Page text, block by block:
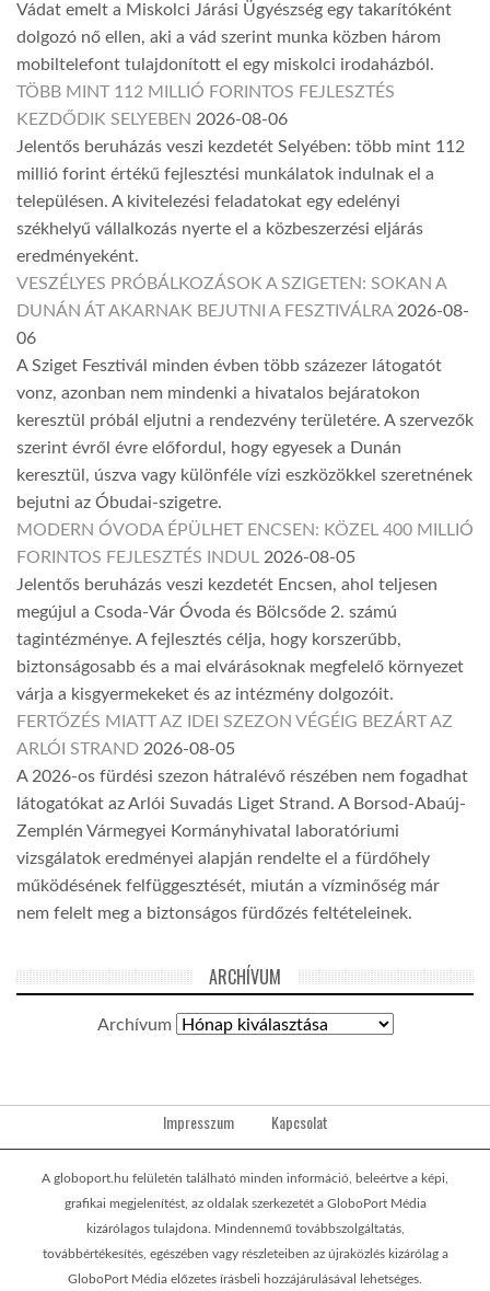
Vádat emelt a Miskolci Járási Ügyészség egy takarítóként
dolgozó nő ellen, aki a vád szerint munka közben három
mobiltelefont tulajdonított el egy miskolci irodaházból.
TÖBB MINT 112 MILLIÓ FORINTOS FEJLESZTÉS
KEZDŐDIK SELYEBEN 2026-08-06
Jelentős beruházás veszi kezdetét Selyében: több mint 112
millió forint értékű fejlesztési munkálatok indulnak el a
településen. A kivitelezési feladatokat egy edelényi
székhelyű vállalkozás nyerte el a közbeszerzési eljárás
eredményeként.
VESZÉLYES PRÓBÁLKOZÁSOK A SZIGETEN: SOKAN A
DUNÁN ÁT AKARNAK BEJUTNI A FESZTIVÁLRA 2026-08-
06
A Sziget Fesztivál minden évben több százezer látogatót
vonz, azonban nem mindenki a hivatalos bejáratokon
keresztül próbál eljutni a rendezvény területére. A szervezők
szerint évről évre előfordul, hogy egyesek a Dunán
keresztül, úszva vagy különféle vízi eszközökkel szeretnének
bejutni az Óbudai-szigetre.
MODERN ÓVODA ÉPÜLHET ENCSEN: KÖZEL 400 MILLIÓ
FORINTOS FEJLESZTÉS INDUL 2026-08-05
Jelentős beruházás veszi kezdetét Encsen, ahol teljesen
megújul a Csoda-Vár Óvoda és Bölcsőde 2. számú
tagintézménye. A fejlesztés célja, hogy korszerűbb,
biztonságosabb és a mai elvárásoknak megfelelő környezet
várja a kisgyermekeket és az intézmény dolgozóit.
FERTŐZÉS MIATT AZ IDEI SZEZON VÉGÉIG BEZÁRT AZ
ARLÓI STRAND 2026-08-05
A 2026-os fürdési szezon hátralévő részében nem fogadhat
látogatókat az Arlói Suvadás Liget Strand. A Borsod-Abaúj-
Zemplén Vármegyei Kormányhivatal laboratóriumi
vizsgálatok eredményei alapján rendelte el a fürdőhely
működésének felfüggesztését, miután a vízminőség már
nem felelt meg a biztonságos fürdőzés feltételeinek.
ARCHÍVUM
Archívum
Impresszum Kapcsolat
A globoport.hu felületén található minden információ, beleértve a képi,
grafikai megjelenítést, az oldalak szerkezetét a GloboPort Média
kizárólagos tulajdona. Mindennemű továbbszolgáltatás,
továbbértékesítés, egészében vagy részleteiben az újraközlés kizárólag a
GloboPort Média előzetes írásbeli hozzájárulásával lehetséges.